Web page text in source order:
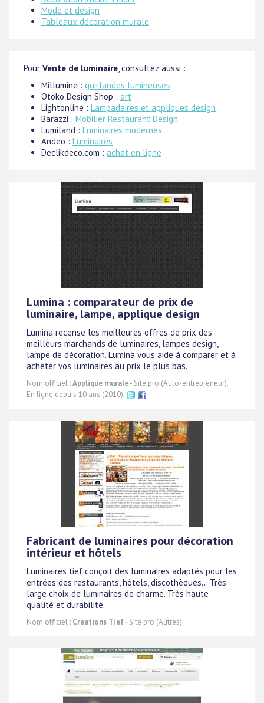
Mode et design
Tableaux décoration murale
Pour Vente de luminaire , consultez aussi :
Millumine : guirlandes lumineuses
Otoko Design Shop : art
Lightonline : Lampadaires et appliques design
Barazzi : Mobilier Restaurant Design
Lumiland : Luminaires modernes
Andeo : Luminaires
Declikdeco.com : achat en ligne
Lumina : comparateur de prix de
luminaire, lampe, applique design
Lumina recense les meilleures offres de prix des
meilleurs marchands de luminaires, lampes design,
lampe de décoration. Lumina vous aide à comparer et à
acheter vos luminaires au prix le plus bas.
Nom officiel :Applique murale- Site pro (Auto-entrepreneur).
En ligne depuis 10 ans (2010).
Fabricant de luminaires pour décoration
intérieur et hôtels
Luminaires tief conçoit des luminaires adaptés pour les
entrées des restaurants, hôtels, discothèques... Très
large choix de luminaires de charme. Très haute
qualité et durabilité.
Nom officiel : Créations Tief- Site pro (Autres)